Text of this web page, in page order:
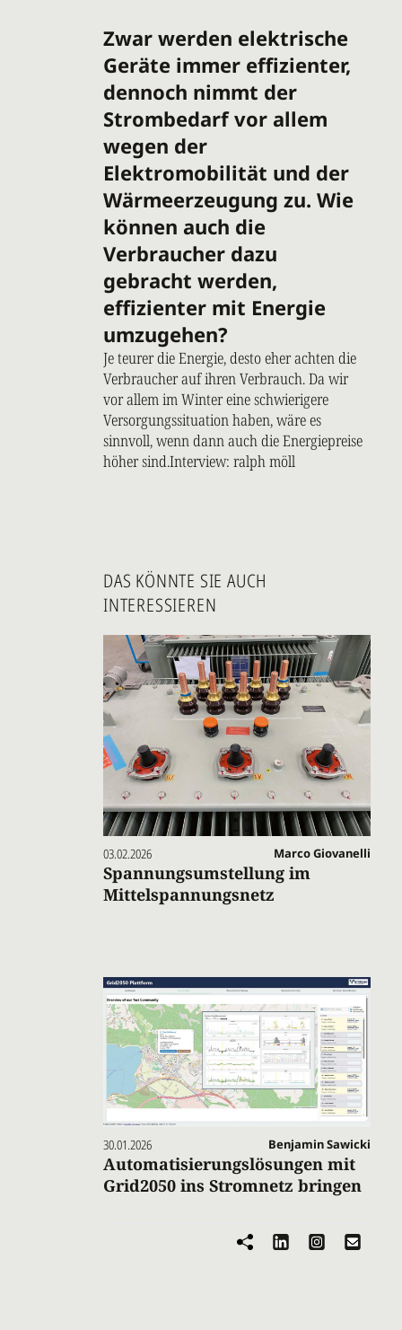
Zwar werden elektrische
Geräte immer effizienter,
dennoch nimmt der
Strombedarf vor allem
wegen der
Elektromobilität und der
Wärmeerzeugung zu. Wie
können auch die
Verbraucher dazu
gebracht werden,
effizienter mit Energie
umzugehen?
Je teurer die Energie, desto eher achten die
Verbraucher auf ihren Verbrauch. Da wir
vor allem im Winter eine schwierigere
Versorgungssituation haben, wäre es
sinnvoll, wenn dann auch die Energiepreise
höher sind.Interview: ralph möll
DAS KÖNNTE SIE AUCH
INTERESSIEREN
03.02.2026 Marco Giovanelli
Spannungsumstellung im
Mittelspannungsnetz
30.01.2026 Benjamin Sawicki
Automatisierungslösungen mit
Grid2050 ins Stromnetz bringen